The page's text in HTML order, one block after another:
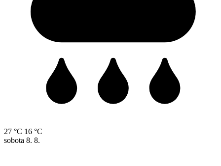
27 °C 16 °C
sobota 8. 8.